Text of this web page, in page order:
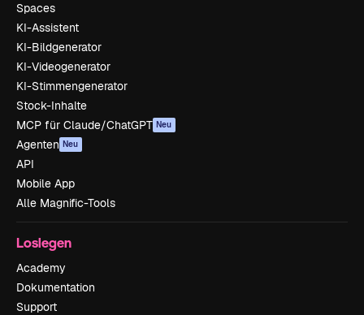
Spaces
KI-Assistent
KI-Bildgenerator
KI-Videogenerator
KI-Stimmengenerator
Stock-Inhalte
MCP für Claude/ChatGPT Neu
Agenten Neu
API
Mobile App
Alle Magnific-Tools
Loslegen
Academy
Dokumentation
Support